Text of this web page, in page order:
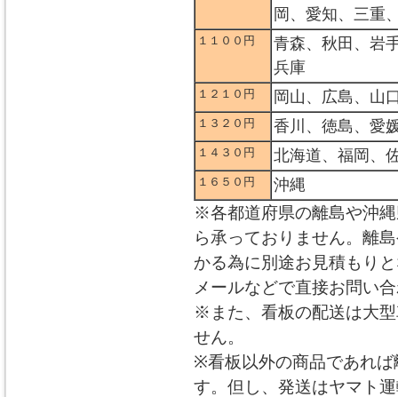
岡、愛知、三重
１１００円
青森、秋田、岩
兵庫
１２１０円 岡山、広島、山
１３２０円 香川、徳島、愛
１４３０円 北海道、福岡、
１６５０円 沖縄
※各都道府県の離島や沖
ら承っておりません。離
かる為に別途お見積もり
メールなどで直接お問い
※また、看板の配送は大
せん。
※看板以外の商品であれ
す。但し、発送はヤマト